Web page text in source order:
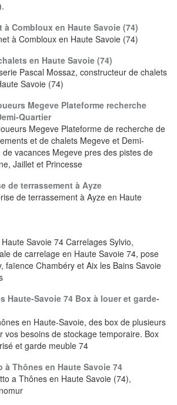
à Combloux en Haute Savoie (74)
à Combloux en Haute Savoie (74)
en Haute Savoie (74)
Pascal Mossaz, constructeur de chalets
Savoie (74)
Megeve Plateforme recherche
Quartier
Megeve Plateforme de recherche de
et de chalets Megeve et Demi-
vacances Megeve pres des pistes de
Jaillet et Princesse
de terrassement à Ayze
de terrassement à Ayze en Haute
Savoie 74 Carrelages Sylvio,
de carrelage en Haute Savoie 74, pose
faïence Chambéry et Aix les Bains Savoie
Haute-Savoie 74 Box à louer et garde-
en Haute-Savoie, des box de plusieurs
vos besoins de stockage temporaire. Box
et garde meuble 74
à Thônes en Haute Savoie 74
a Thônes en Haute Savoie (74),